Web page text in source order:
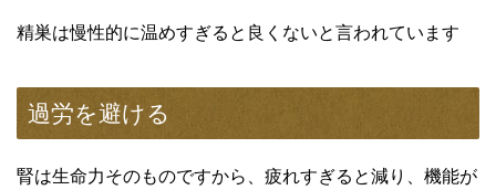
精巣は慢性的に温めすぎると良くないと言われています
過労を避ける
腎は生命力そのものですから、疲れすぎると減り、機能が